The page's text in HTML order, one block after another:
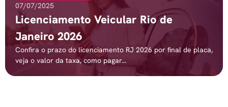
07/07/2025
Licenciamento Veicular Rio de
Janeiro 2026
Confira o prazo do licenciamento RJ 2026 por final de placa,
veja o valor da taxa, como pagar...